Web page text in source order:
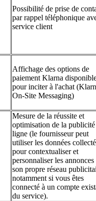
Possibilité de prise de
par rappel téléphonique
service client
Affichage des options de
paiement Klarna
pour inciter à l'achat
On‑Site Messaging)
Mesure de la réussite et
optimisation de la publicité
ligne (le fournisseur peut
utiliser les données
pour contextualiser et
personnaliser les annonces
son propre réseau
notamment si vous êtes
connecté à un compte
du service).